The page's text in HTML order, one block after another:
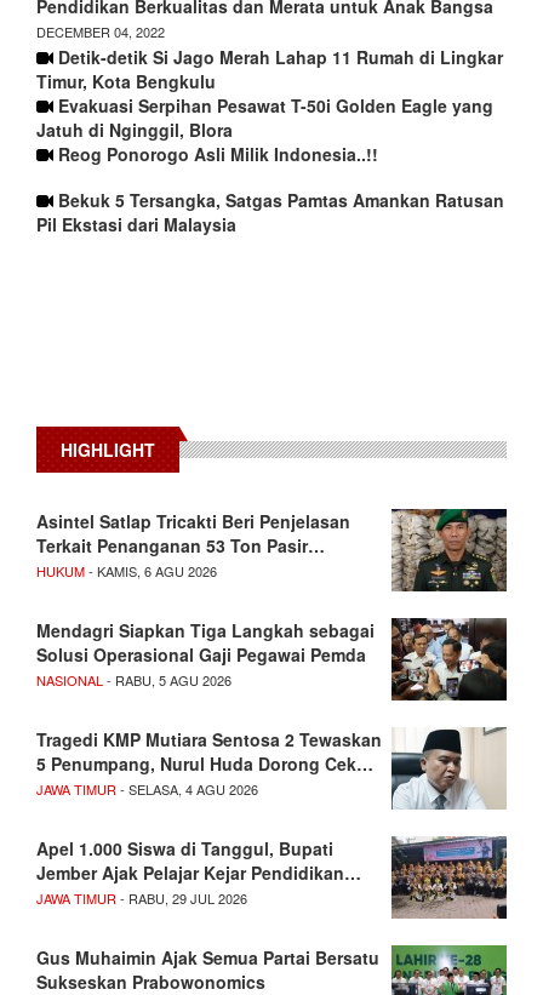
Pendidikan Berkualitas dan Merata untuk Anak Bangsa
DECEMBER 04, 2022
Detik-detik Si Jago Merah Lahap 11 Rumah di Lingkar
Timur, Kota Bengkulu
Evakuasi Serpihan Pesawat T-50i Golden Eagle yang
Jatuh di Nginggil, Blora
Reog Ponorogo Asli Milik Indonesia..!!
Bekuk 5 Tersangka, Satgas Pamtas Amankan Ratusan
Pil Ekstasi dari Malaysia
HIGHLIGHT
Asintel Satlap Tricakti Beri Penjelasan
Terkait Penanganan 53 Ton Pasir…
HUKUM- KAMIS, 6 AGU 2026
Mendagri Siapkan Tiga Langkah sebagai
Solusi Operasional Gaji Pegawai Pemda
NASIONAL - RABU, 5 AGU 2026
Tragedi KMP Mutiara Sentosa 2 Tewaskan
5 Penumpang, Nurul Huda Dorong Cek…
JAWA TIMUR - SELASA, 4 AGU 2026
Apel 1.000 Siswa di Tanggul, Bupati
Jember Ajak Pelajar Kejar Pendidikan…
JAWA TIMUR - RABU, 29 JUL 2026
Gus Muhaimin Ajak Semua Partai Bersatu
Sukseskan Prabowonomics